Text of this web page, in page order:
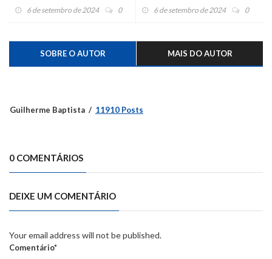
6 de setembro de 2024 0
Roberto Cardona
6 de setembro de 2024 0
SOBRE O AUTOR MAIS DO AUTOR
Guilherme Baptista 11910 Posts
0 COMENTÁRIOS
DEIXE UM COMENTÁRIO
Your email address will not be published.
Comentário*